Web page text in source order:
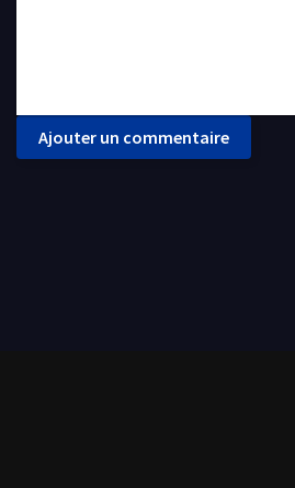
Ajouter un commentaire